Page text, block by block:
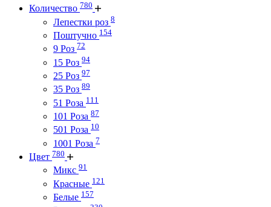
Количество 780
Лепестки роз 8
Поштучно 154
9 Роз 72
15 Роз 94
25 Роз 97
35 Роз 89
51 Роза 111
101 Роза 87
501 Роза 10
1001 Роза 7
Цвет 780
Микс 91
Красные 121
Белые 157